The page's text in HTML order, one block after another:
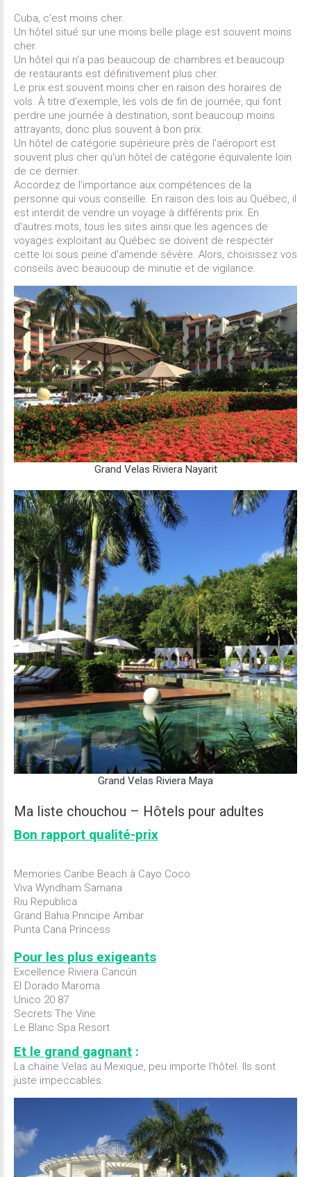
Cuba, c'est moins cher.
Un hôtel situé sur une moins belle plage est souvent moins
cher.
Un hôtel qui n'a pas beaucoup de chambres et beaucoup
de restaurants est définitivement plus cher.
Le prix est souvent moins cher en raison des horaires de
vols. À titre d'exemple, les vols de fin de journée, qui font
perdre une journée à destination, sont beaucoup moins
attrayants, donc plus souvent à bon prix.
Un hôtel de catégorie supérieure près de l'aéroport est
souvent plus cher qu'un hôtel de catégorie équivalente loin
de ce dernier.
Accordez de l'importance aux compétences de la
personne qui vous conseille. En raison des lois au Québec, il
est interdit de vendre un voyage à différents prix. En
d'autres mots, tous les sites ainsi que les agences de
voyages exploitant au Québec se doivent de respecter
cette loi sous peine d'amende sévère. Alors, choisissez vos
conseils avec beaucoup de minutie et de vigilance.
Grand Velas Riviera Nayarit
Grand Velas Riviera Maya
Ma liste chouchou – Hôtels pour adultes
Bon rapport qualité-prix
Memories Caribe Beach à Cayo Coco
Viva Wyndham Samana
Riu Republica
Grand Bahia Principe Ambar
Punta Cana Princess
Pour les plus exigeants
Excellence Riviera Cancún
El Dorado Maroma
Unico 20 87
Secrets The Vine
Le Blanc Spa Resort
Et le grand gagnant :
La chaine Velas au Mexique, peu importe l'hôtel. Ils sont
juste impeccables.